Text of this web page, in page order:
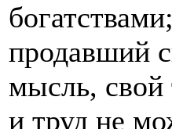
богатствами;
продавший
мысль, свой
и труд не